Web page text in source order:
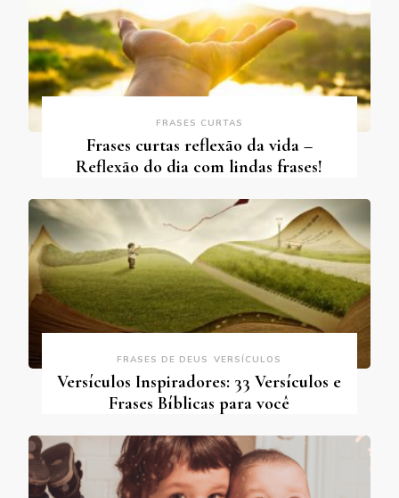
FRASES CURTAS
Frases curtas reflexão da vida –
Reflexão do dia com lindas frases!
FRASES DE DEUS VERSÍCULOS
Versículos Inspiradores: 33 Versículos e
Frases Bíblicas para você